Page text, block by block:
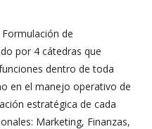
de
por 4 cátedras que
dentro de toda
en el manejo operativo de
estratégica de cada
Marketing, Finanzas,